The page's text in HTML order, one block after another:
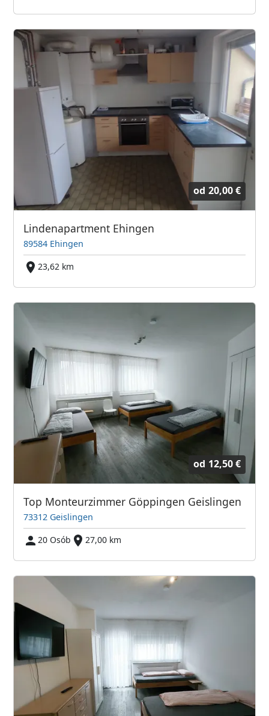
od 20,00 €
Lindenapartment Ehingen
89584 Ehingen
23,62 km
od 12,50 €
Top Monteurzimmer Göppingen Geislingen
73312 Geislingen
20 Osób
27,00 km